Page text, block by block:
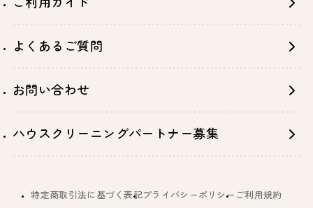
よくあるご質問
お問い合わせ
ハウスクリーニングパートナー募集
特定商取引法に基づく表記プライバシーポリシー ご利用規約